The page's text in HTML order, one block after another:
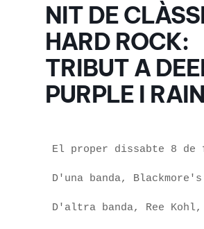
NIT DE
HARD ROCK:
TRIBUT A
PURPLE I
El proper dissabte 8 de
D'una banda,
D'altra banda, Ree